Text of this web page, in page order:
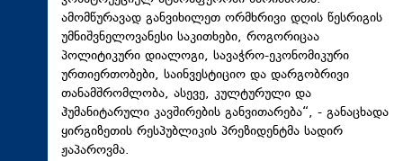
ამომწურავად განვიხილეთ ორმხრივი დღის წესრიგის
უმნიშვნელოვანესი საკითხები, როგორიცაა
პოლიტიკური დიალოგი, სავაჭრო-ეკონომიკური
ურთიერთობები, საინვესტიციო და დარგობრივი
თანამშრომლობა, ასევე, კულტურული და
ჰუმანიტარული კავშირების განვითარება“, - განაცხადა
ყირგიზეთის რესპუბლიკის პრეზიდენტმა სადირ
ჟაპაროვმა.